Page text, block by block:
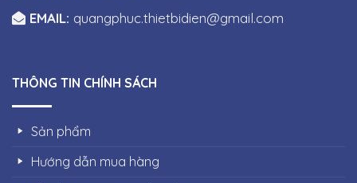
EMAIL: quangphuc.thietbidien@gmail.com
THÔNG TIN CHÍNH SÁCH
Sản phẩm
Hướng dẫn mua hàng